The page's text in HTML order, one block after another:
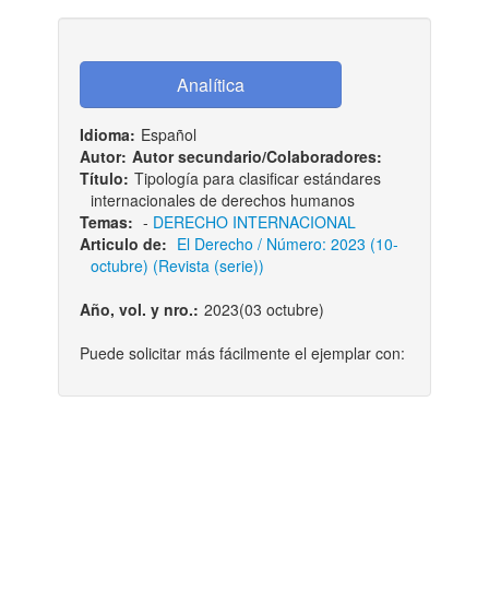
Idioma: Español
Autor: Autor secundario/Colaboradores:
Título: Tipología para clasificar estándares
internacionales de derechos humanos
Temas: - DERECHO INTERNACIONAL
Articulo de: El Derecho / Número: 2023 (10-
octubre) (Revista (serie))
Año, vol. y nro.: 2023(03 octubre)
Puede solicitar más fácilmente el ejemplar con: